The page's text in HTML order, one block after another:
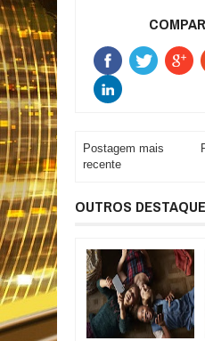
Postagem mais
recente
OUTROS